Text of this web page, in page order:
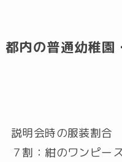
都内の普通幼稚園
説明会時の服装割合
７割：紺のワンピース